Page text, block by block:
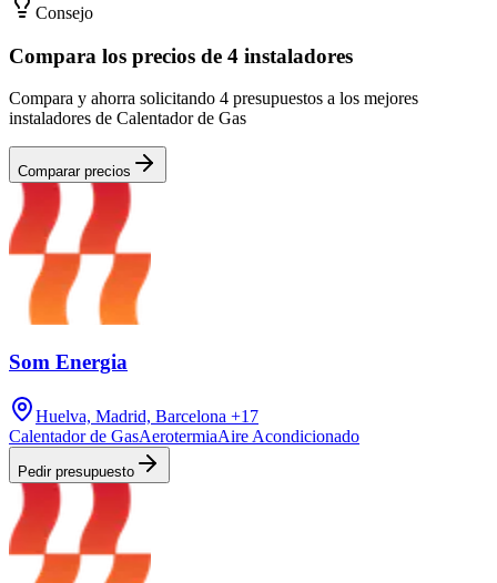
Consejo
Compara los precios de 4 instaladores
Compara y ahorra solicitando 4 presupuestos a los mejores
instaladores de Calentador de Gas
Comparar precios
Som Energia
Huelva, Madrid, Barcelona +17
Calentador de GasAerotermiaAire Acondicionado
Pedir presupuesto